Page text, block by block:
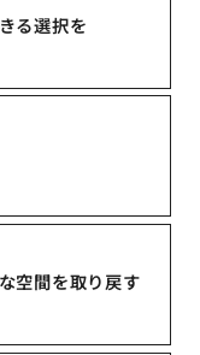
る選択を
空間を取り戻す